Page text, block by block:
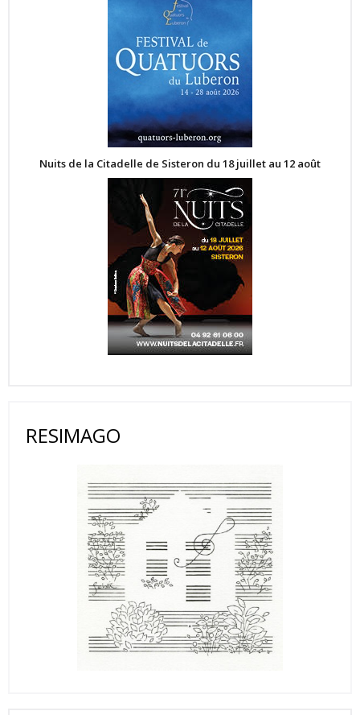
Nuits de la Citadelle de Sisteron du 18 juillet au 12 août
RESIMAGO